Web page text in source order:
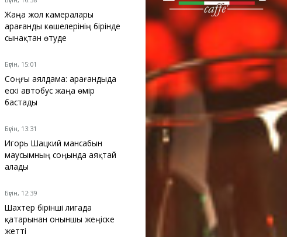
Жаңа жол камералары
Қарағанды көшелерінің бірінде
сынақтан өтуде
Бүгін, 15:01
Соңғы аялдама: Қарағандыда
ескі автобус жаңа өмір
бастады
Бүгін, 13:31
Игорь Шацкий мансабын
маусымның соңында аяқтай
алады
Бүгін, 12:39
Шахтер бірінші лигада
қатарынан оныншы жеңіске
жетті